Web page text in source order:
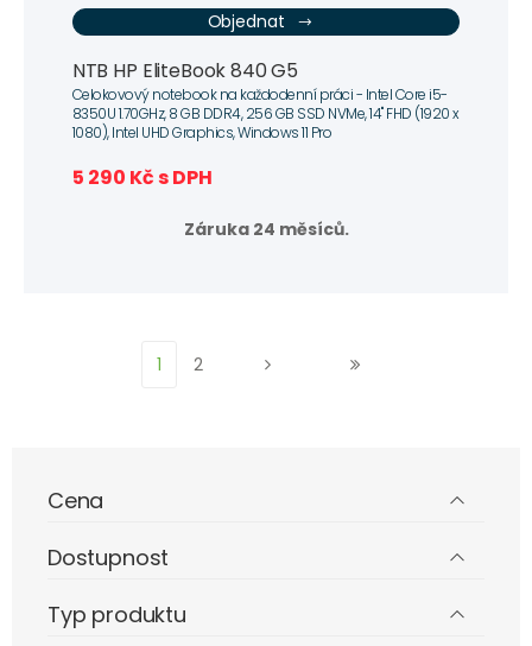
Objednat
NTB HP EliteBook 840 G5
Celokovový notebook na každodenní práci - Intel Core i5-
8350U 1.70GHz, 8 GB DDR4, 256 GB SSD NVMe, 14" FHD (1920 x
1080), Intel UHD Graphics, Windows 11 Pro
5 290 Kč s DPH
Záruka 24 měsíců.
1 2
Cena
Dostupnost
Typ produktu